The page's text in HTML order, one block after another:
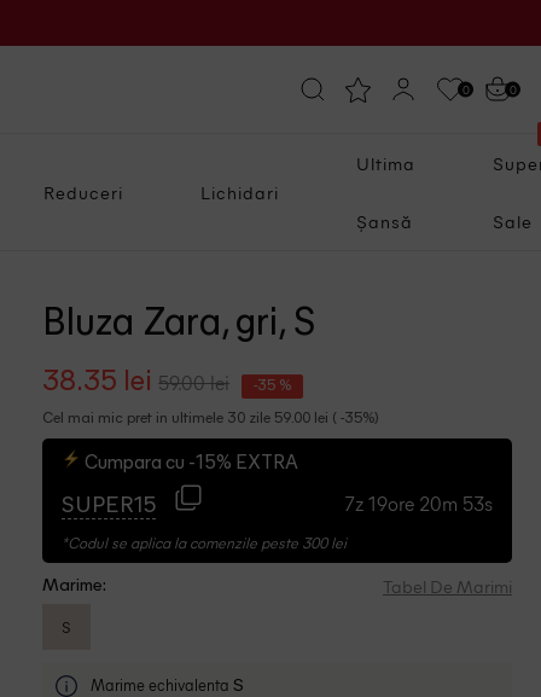
0 0
Reduceri Lichidari
Ultima
Șansă Sale
Bluza Zara, gri, S
38.35 lei 59.00 lei -35 %
Cel mai mic pret in ultimele 30 zile 59.00 lei ( -35%)
Cumpara cu -15% EXTRA
SUPER15 7z 19ore 20m 52s
*Codul se aplica la comenzile peste 300 lei
Marime: Tabel De Marimi
S
Marime echivalenta S